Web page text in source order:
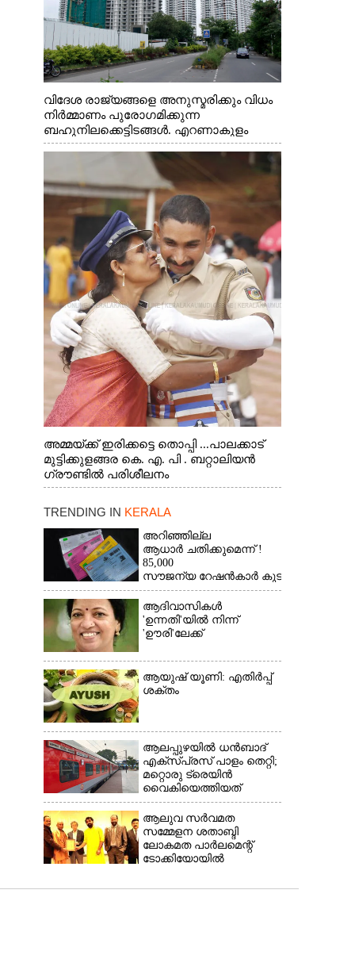
വിദേശ രാജ്യങ്ങളെ അനുസ്മരിക്കും വിധം
നിർമ്മാണം പുരോഗമിക്കുന്ന
ബഹുനിലക്കെട്ടിടങ്ങൾ. എറണാകുളം
ചാത്യാത്ത് റോഡിൽ നിന്നുള്ള കാഴ്ച
അമ്മയ്ക്ക് ഇരിക്കട്ടെ തൊപ്പി ...പാലക്കാട്
മുട്ടിക്കുളങ്ങര കെ. എ. പി . ബറ്റാലിയൻ
ഗ്രൗണ്ടിൽ പരിശീലനം
TRENDING IN KERALA
അറിഞ്ഞില്ല
ആധാർ ചതിക്കുമെന്ന് !
85,000
സൗജന്യ റേഷൻകാർ കുടുങ്ങി
ആദിവാസികൾ
'ഉന്നതി'യിൽ നിന്ന്
'ഊരി'ലേക്ക്
ആയുഷ് യൂണി: എതിർപ്പ്
ശക്തം
ആലപ്പുഴയിൽ ധൻബാദ്
എക്‌സ്പ്രസ് പാളം തെറ്റി;
മറ്റൊരു ട്രെയിൻ
വൈകിയെത്തിയത്
രക്ഷയായി, ഒഴിവായത് വൻ
ദുരന്തം
ആലുവ സർവമത
സമ്മേളന ശതാബ്ദി
ലോകമത പാർലമെന്റ്
ടോക്കിയോയിൽ